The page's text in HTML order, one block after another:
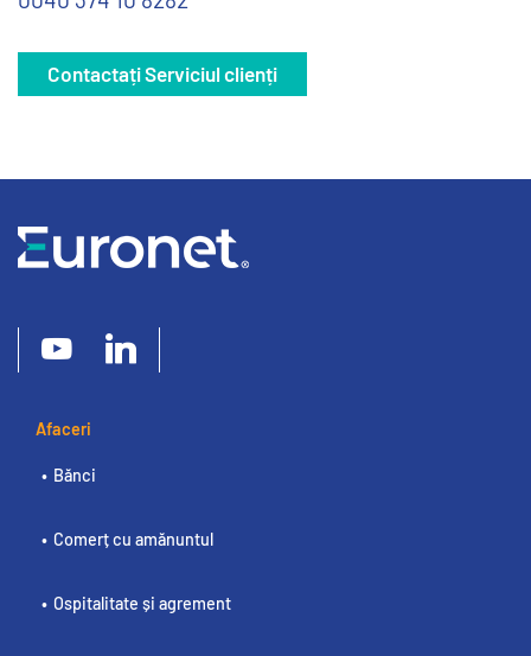
Contactați Serviciul clienți
Afaceri
Bănci
Comerț cu amănuntul
Ospitalitate și agrement